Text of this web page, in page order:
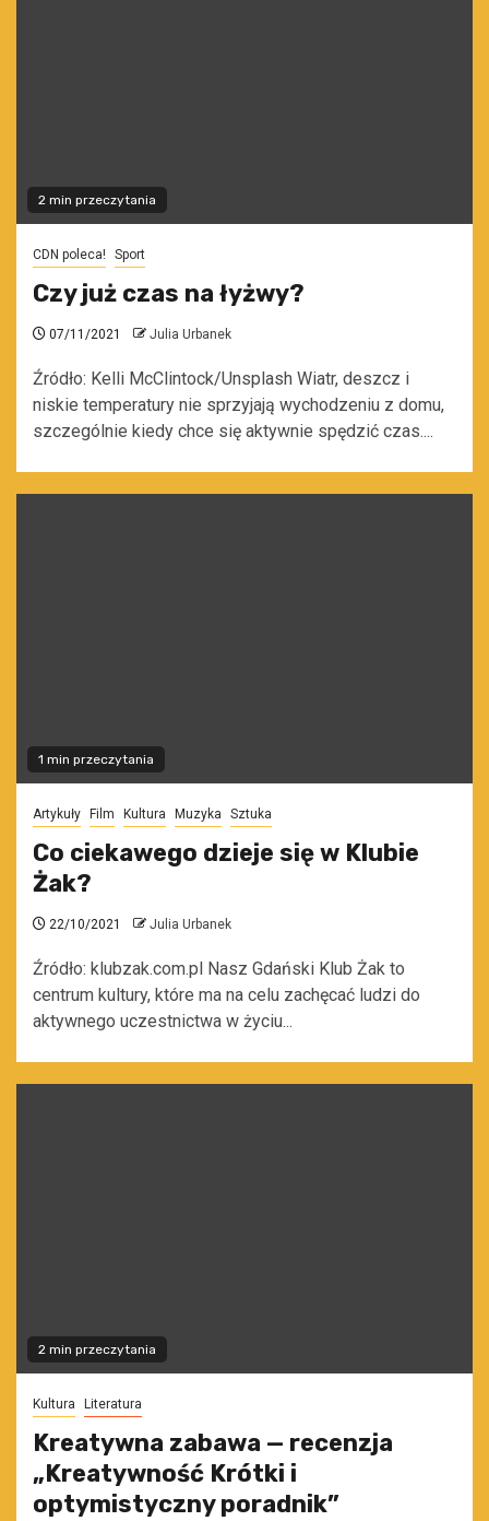
2 min przeczytania
CDN poleca! Sport
Czy już czas na łyżwy?
07/11/2021 Julia Urbanek
Źródło: Kelli McClintock/Unsplash Wiatr, deszcz i
niskie temperatury nie sprzyjają wychodzeniu z domu,
szczególnie kiedy chce się aktywnie spędzić czas....
1 min przeczytania
Artykuły Film Kultura Muzyka Sztuka
Co ciekawego dzieje się w Klubie
Żak?
22/10/2021 Julia Urbanek
Źródło: klubzak.com.pl Nasz Gdański Klub Żak to
centrum kultury, które ma na celu zachęcać ludzi do
aktywnego uczestnictwa w życiu...
2 min przeczytania
Kultura Literatura
Kreatywna zabawa — recenzja
„Kreatywność Krótki i
optymistyczny poradnik”